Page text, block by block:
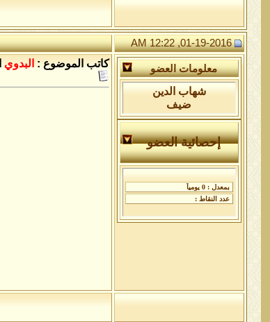
01-19-2016, 12:22 AM
معلومات العضو
شهاب الدين
ضيف
إحصائية العضو
كاتب الموضوع : البدوي